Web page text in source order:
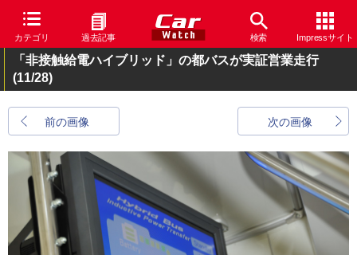
カテゴリ 過去記事 検索 Impressサイト
「非接触給電ハイブリッド」の都バスが実証営業走行
(11/28)
前の画像 次の画像